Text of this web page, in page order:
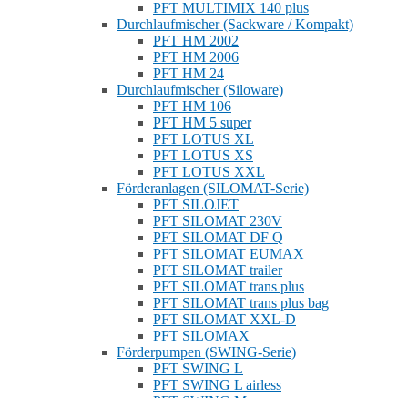
PFT MULTIMIX 140 plus
Durchlaufmischer (Sackware / Kompakt)
PFT HM 2002
PFT HM 2006
PFT HM 24
Durchlaufmischer (Siloware)
PFT HM 106
PFT HM 5 super
PFT LOTUS XL
PFT LOTUS XS
PFT LOTUS XXL
Förderanlagen (SILOMAT-Serie)
PFT SILOJET
PFT SILOMAT 230V
PFT SILOMAT DF Q
PFT SILOMAT EUMAX
PFT SILOMAT trailer
PFT SILOMAT trans plus
PFT SILOMAT trans plus bag
PFT SILOMAT XXL-D
PFT SILOMAX
Förderpumpen (SWING-Serie)
PFT SWING L
PFT SWING L airless